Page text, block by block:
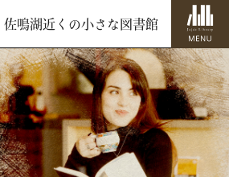
佐鳴湖近くの小さな図書館